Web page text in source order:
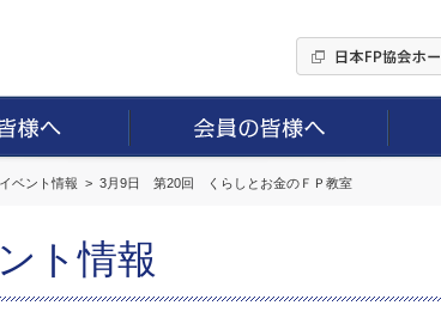
イベント情報 3月9日 第20回 くらしとお金のＦＰ教室
ト情報